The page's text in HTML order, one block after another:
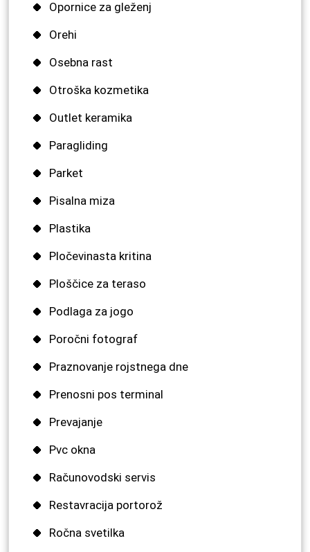
Opornice za gleženj
Orehi
Osebna rast
Otroška kozmetika
Outlet keramika
Paragliding
Parket
Pisalna miza
Plastika
Pločevinasta kritina
Ploščice za teraso
Podlaga za jogo
Poročni fotograf
Praznovanje rojstnega dne
Prenosni pos terminal
Prevajanje
Pvc okna
Računovodski servis
Restavracija portorož
Ročna svetilka